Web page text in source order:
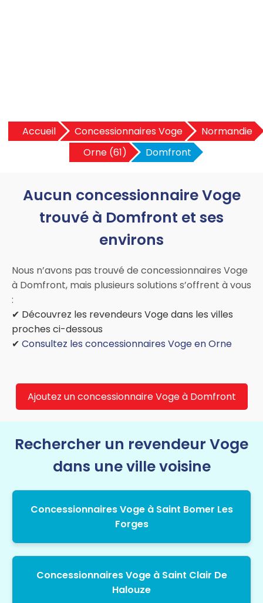
Accueil Concessionnaires Voge
Normandie
Orne (61)
Domfront
Aucun concessionnaire Voge
trouvé à Domfront et ses
environs
Nous n’avons pas trouvé de concessionnaires Voge
à Domfront, mais plusieurs solutions s’offrent à vous
:
✔ Découvrez les revendeurs Voge dans les villes
proches ci-dessous
✔ Consultez les concessionnaires Voge en Orne
Ajoutez un concessionnaire Voge à Domfront
Rechercher un revendeur Voge
dans une ville voisine
Concessionnaires Voge à Saint Bomer Les
Forges
Concessionnaires Voge à Saint Clair De
Halouze